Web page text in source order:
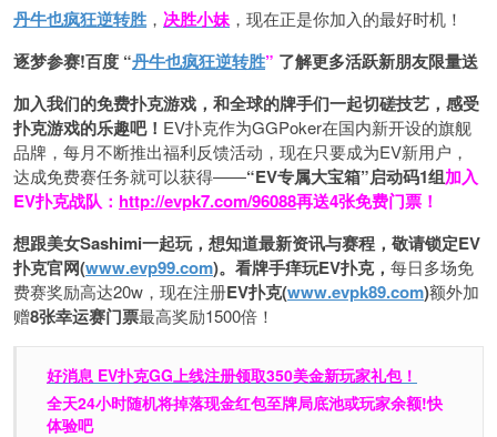
丹牛也疯狂逆转胜 ， 决胜小妹 ，现在正是你加入的最好时机！
逐梦参赛!百度 “丹牛也疯狂逆转胜” 了解更多活跃新朋友限量送
加入我们的免费扑克游戏，和全球的牌手们一起切磋技艺，感受
扑克游戏的乐趣吧！ EV扑克作为GGPoker在国内新开设的旗舰
品牌，每月不断推出福利反馈活动，现在只要成为EV新用户，
达成免费赛任务就可以获得——“EV专属大宝箱”启动码1组加入
EV扑克战队： http://evpk7.com/96088再送4张免费门票！
想跟美女Sashimi一起玩， 想知道最新资讯与赛程， 敬请锁定EV
扑克官网(www.evp99.com)。 看牌手痒玩EV扑克， 每日多场免
费赛奖励高达20w，现在注册EV扑克(www.evpk89.com)额外加
赠8张幸运赛门票最高奖励1500倍！
好消息 EV扑克GG上线注册领取350美金新玩家礼包！
全天24小时随机将掉落现金红包至牌局底池或玩家余额!快
体验吧